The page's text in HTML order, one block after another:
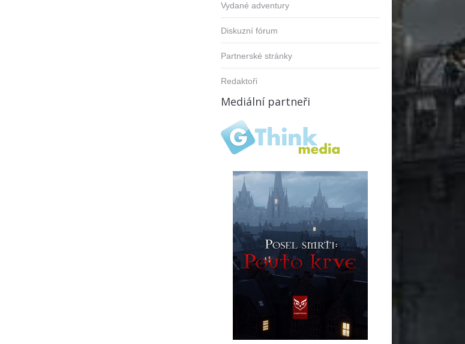
Vydané adventury
Diskuzní fórum
Partnerské stránky
Redaktoři
Mediální partneři